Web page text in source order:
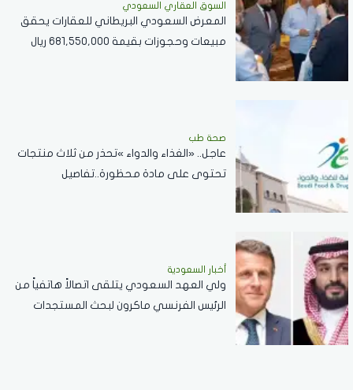
السوق العقاري السعودي
المعرض السعودي البريطاني للعقارات يحقق
مبيعات وحجوزات بقيمة 681,550,000 ريال
صحة طب
عاجل.. «الغذاء والدواء »تحذر من ثلاث منتجات
تحتوى على مادة محظورة..تفاصيل
أخبار السعودية
ولي العهد السعودي يتلقى اتصالاً هاتفياً من
الرئيس الفرنسي ماكرون لبحث المستجدات